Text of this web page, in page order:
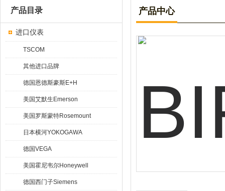
产品目录
进口仪表
TSCOM
其他进口品牌
德国恩德斯豪斯E+H
美国艾默生Emerson
美国罗斯蒙特Rosemount
日本横河YOKOGAWA
德国VEGA
美国霍尼韦尔Honeywell
德国西门子Siemens
产品中心